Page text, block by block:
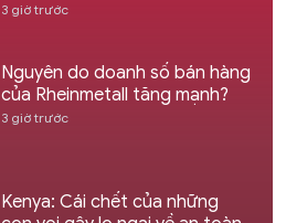
3 giờ trước
Nguyên do doanh số bán hàng
của Rheinmetall tăng mạnh?
3 giờ trước
Kenya: Cái chết của những